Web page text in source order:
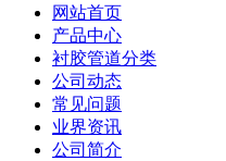
网站首页
产品中心
衬胶管道分类
公司动态
常见问题
业界资讯
公司简介